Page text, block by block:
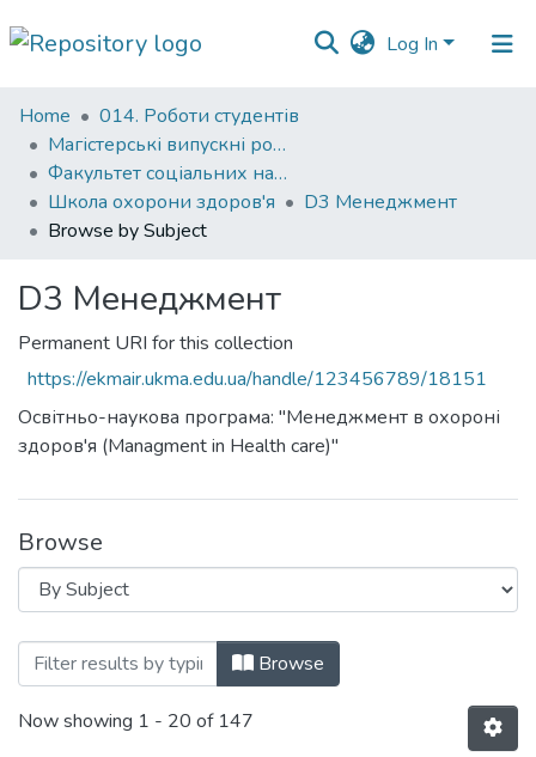
Log In
Communities
&
Collections
All of DSpace
Home
014. Роботи студентів
Магістерські випускні роботи
Факультет соціальних наук і соціальних технологій
Школа охорони здоров'я
D3 Менеджмент
Browse by Subject
D3 Менеджмент
Permanent URI for this collection
https://ekmair.ukma.edu.ua/handle/123456789/18151
Освітньо-наукова програма: "Менеджмент в охороні
здоров'я (Managment in Health care)"
Browse
Browsing D3 Менеджмент by Subject
Browse
Now showing 1 - 20 of 147